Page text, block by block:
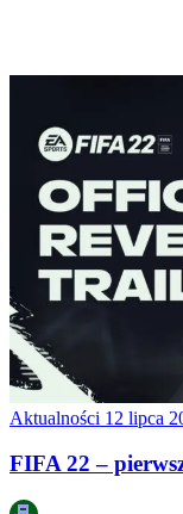
Aktualności 12 lipca
FIFA 22 –